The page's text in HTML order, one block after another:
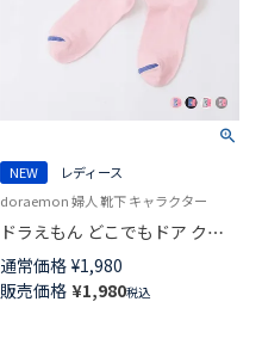
NEW
レディース
doraemon 婦人 靴下 キャラクター
ドラえもん どこでもドア クル
ー丈 カジュアル ソックス レデ
ィース 03297123
通常価格 ¥1,980
販売価格 ¥1,980税込